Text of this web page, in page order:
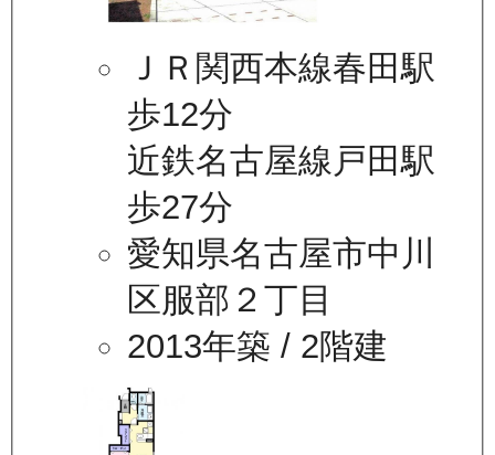
ＪＲ関西本線春田駅
歩12分
近鉄名古屋線戸田駅
歩27分
愛知県名古屋市中川
区服部２丁目
2013年築 / 2階建